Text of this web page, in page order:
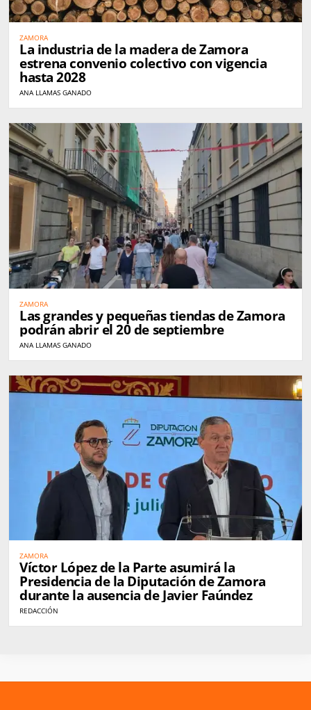
ZAMORA
La industria de la madera de Zamora
estrena convenio colectivo con vigencia
hasta 2028
ANA LLAMAS GANADO
ZAMORA
Las grandes y pequeñas tiendas de Zamora
podrán abrir el 20 de septiembre
ANA LLAMAS GANADO
ZAMORA
Víctor López de la Parte asumirá la
Presidencia de la Diputación de Zamora
durante la ausencia de Javier Faúndez
REDACCIÓN